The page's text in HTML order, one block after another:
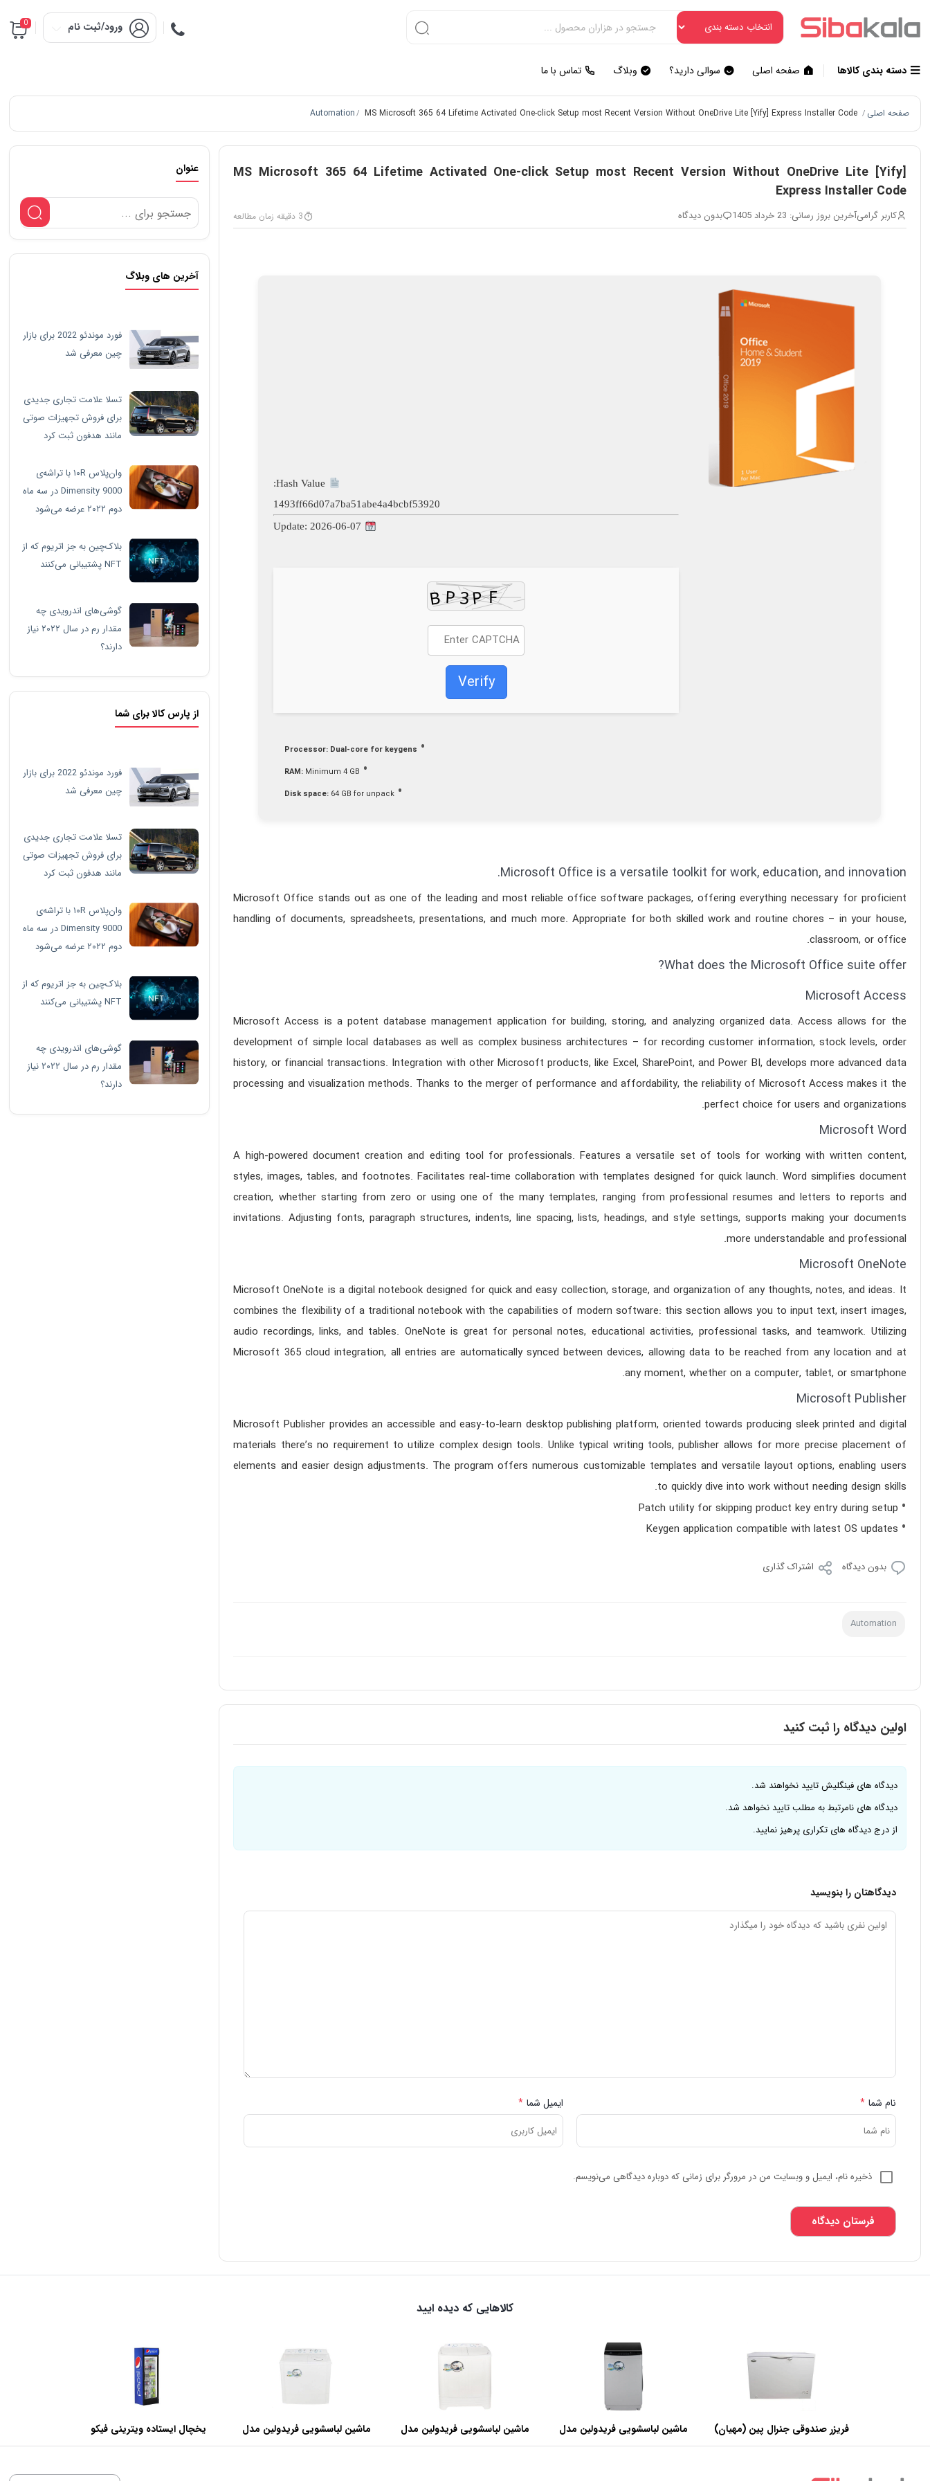
ورود/ثبت نام 0
دسته بندی کالاها صفحه اصلی سوالی دارید؟ وبلاگ تماس با ما
صفحه اصلی /
Automation/ MS Microsoft 365 64 Lifetime Activated One-click Setup most Recent Version Without OneDrive Lite [Yify] Express Installer Code
MS Microsoft 365 64 Lifetime Activated One-click Setup most Recent Version Without OneDrive Lite [Yify]
Express Installer Code
کاربر گرامیآخرین بروز رسانی: 23 خرداد 1405 بدون دیدگاه 3 دقیقه زمان مطالعه
1493ff66d07a7ba51abe4a4bcbf53920
Verify
Processor: Dual-core for keygens
RAM: Minimum 4 GB
Disk space: 64 GB for unpack
Microsoft Office is a versatile toolkit for work, education, and innovation.
Microsoft Office stands out as one of the leading and most reliable office software packages, offering everything necessary for proficient
handling of documents, spreadsheets, presentations, and much more. Appropriate for both skilled work and routine chores – in your house,
classroom, or office.
What does the Microsoft Office suite offer?
Microsoft Access
Microsoft Access is a potent database management application for building, storing, and analyzing organized data. Access allows for the
development of simple local databases as well as complex business architectures – for recording customer information, stock levels, order
history, or financial transactions. Integration with other Microsoft products, like Excel, SharePoint, and Power BI, develops more advanced data
processing and visualization methods. Thanks to the merger of performance and affordability, the reliability of Microsoft Access makes it the
perfect choice for users and organizations.
Microsoft Word
A high-powered document creation and editing tool for professionals. Features a versatile set of tools for working with written content,
styles, images, tables, and footnotes. Facilitates real-time collaboration with templates designed for quick launch. Word simplifies document
creation, whether starting from zero or using one of the many templates, ranging from professional resumes and letters to reports and
invitations. Adjusting fonts, paragraph structures, indents, line spacing, lists, headings, and style settings, supports making your documents
more understandable and professional.
Microsoft OneNote
Microsoft OneNote is a digital notebook designed for quick and easy collection, storage, and organization of any thoughts, notes, and ideas. It
combines the flexibility of a traditional notebook with the capabilities of modern software: this section allows you to input text, insert images,
audio recordings, links, and tables. OneNote is great for personal notes, educational activities, professional tasks, and teamwork. Utilizing
Microsoft 365 cloud integration, all entries are automatically synced between devices, allowing data to be reached from any location and at
any moment, whether on a computer, tablet, or smartphone.
Microsoft Publisher
Microsoft Publisher provides an accessible and easy-to-learn desktop publishing platform, oriented towards producing sleek printed and digital
materials there’s no requirement to utilize complex design tools. Unlike typical writing tools, publisher allows for more precise placement of
elements and easier design adjustments. The program offers numerous customizable templates and versatile layout options, enabling users
to quickly dive into work without needing design skills.
Patch utility for skipping product key entry during setup
Keygen application compatible with latest OS updates
بدون دیدگاه اشتراک گذاری
Automation
اولین دیدگاه را ثبت کنید
دیدگاه های فینگلیش تایید نخواهند شد.
دیدگاه های نامرتبط به مطلب تایید نخواهد شد.
از درج دیدگاه های تکراری پرهیز نمایید.
دیدگاهتان را بنویسید
نام شما * ایمیل شما *
ذخیره نام، ایمیل و وبسایت من در مرورگر برای زمانی که دوباره دیدگاهی می‌نویسم.
عنوان
آخرین های وبلاگ
فورد موندئو 2022 برای بازار
چین معرفی شد
تسلا علامت تجاری جدیدی
برای فروش تجهیزات صوتی
مانند هدفون ثبت کرد
وان‌پلاس ۱۰R با تراشه‌ی
Dimensity 9000 در سه ماه
دوم ۲۰۲۲ عرضه می‌شود
بلاک‌چین به جز اتریوم که از
NFT پشتیبانی می‌کنند
گوشی‌های اندرویدی چه
مقدار رم در سال ۲۰۲۲ نیاز
دارند؟
از پارس کالا برای شما
فورد موندئو 2022 برای بازار
چین معرفی شد
تسلا علامت تجاری جدیدی
برای فروش تجهیزات صوتی
مانند هدفون ثبت کرد
وان‌پلاس ۱۰R با تراشه‌ی
Dimensity 9000 در سه ماه
دوم ۲۰۲۲ عرضه می‌شود
بلاک‌چین به جز اتریوم که از
NFT پشتیبانی می‌کنند
گوشی‌های اندرویدی چه
مقدار رم در سال ۲۰۲۲ نیاز
دارند؟
کالاهایی که دیده ایید
فریزر صندوقی جنرال پین (مهیان)
با ظرفیت 440 لیتر
ماشین لباسشویی فریدولین مدل
SWF120A ظرفیت 12 کیلوگرم
ماشین لباسشویی فریدولین مدل
SWT68 ظرفیت 6.8 کیلوگرم
ماشین لباسشویی فریدولین مدل
SWT150 ظرفیت 15 کیلوگرم
یخچال ایستاده ویترینی فیکو
عرض 60 سانتی متر